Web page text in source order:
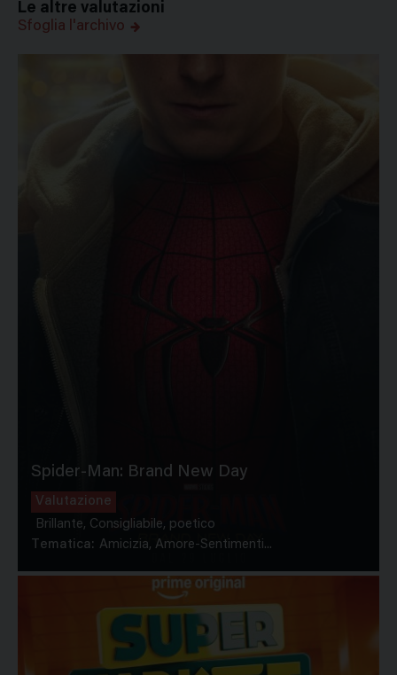
Le altre valutazioni
Sfoglia l'archivo
Spider-Man: Brand New Day
Valutazione
Brillante, Consigliabile, poetico
Tematica: Amicizia, Amore-Sentimenti...